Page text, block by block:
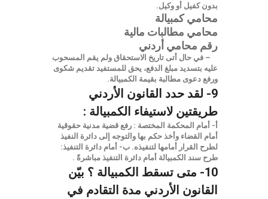
بدون كفيل أو وكيل.
محامي كمبيالة
محامي مطالبات مالية
رقم محامي أردني
– في حال أتى تاريخ الاستحقاق ولم يقم المسحوب
عليه بتسديد مبلغ الدفع، يحق للمستفيد تقديم شكوى
ورفع دعوى مطالبة بقيمة الكمبيالة.
9- لقد حدد القانون الأردني
طريقتين لاستيفاء الكمبيالة :
أ- أمام المحكمة المختصة : رفع قضية مدنية حقوقية
أمام القضاء وأخذ حكم بها والتوجه إلى دائرة النفيذ
لطرح القرار أمامها لتنفيذه. ب- أمام دائرة التنفيذ:
طرح سند الكمبيالة أمام دائرة التنفيذ مباشرةً .
10- متى تسقط الكمبيالة ؟
بيّن
القانون الأردني مدة التقادم في